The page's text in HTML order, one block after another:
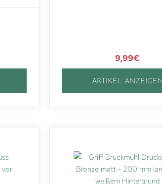
9,99€
ARTIKEL ANZEIGEN